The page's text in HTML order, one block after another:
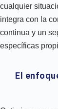
cualquier
integra con la
continua y un
específicas
El